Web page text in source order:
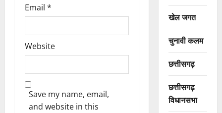
Email *
Website
Save my name, email,
and website in this
खेल जगत
चुनावी कलम
छत्तीसगढ़
छत्तीसगढ़
विधानसभा